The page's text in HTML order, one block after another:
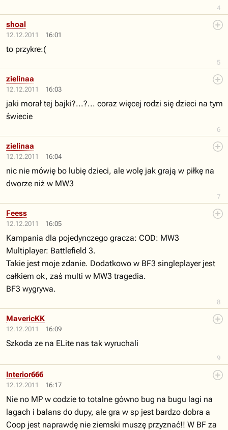
4
12.12.2011 16:01
5
shoal
to przykre:(
12.12.2011 16:03
6
zielinaa
jaki morał tej bajki?...?... coraz więcej rodzi się dzieci na tym
świecie
12.12.2011 16:04
7
zielinaa
nic nie mówię bo lubię dzieci, ale wolę jak grają w piłkę na
dworze niż w MW3
12.12.2011 16:05
8
Feess
Kampania dla pojedynczego gracza: COD: MW3
Multiplayer: Battlefield 3.
Takie jest moje zdanie. Dodatkowo w BF3 singleplayer jest
całkiem ok, zaś multi w MW3 tragedia.
BF3 wygrywa.
12.12.2011 16:09
9
MavericKK
Szkoda ze na ELite nas tak wyruchali
12.12.2011 16:17
Interior666
Nie no MP w codzie to totalne gówno bug na bugu lagi na
lagach i balans do dupy, ale gra w sp jest bardzo dobra a
Coop jest naprawdę nie ziemski muszę przyznać!! W BF za